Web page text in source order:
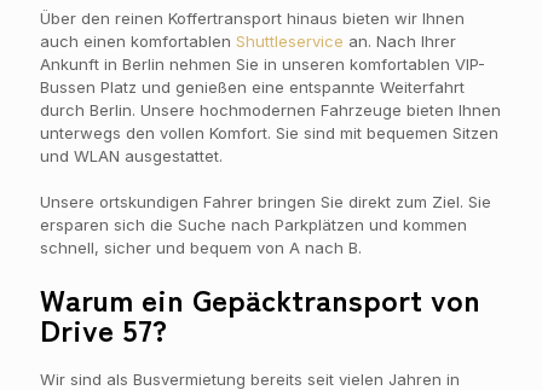
Über den reinen Koffertransport hinaus bieten wir Ihnen
auch einen komfortablen Shuttleservice an. Nach Ihrer
Ankunft in Berlin nehmen Sie in unseren komfortablen VIP-
Bussen Platz und genießen eine entspannte Weiterfahrt
durch Berlin. Unsere hochmodernen Fahrzeuge bieten Ihnen
unterwegs den vollen Komfort. Sie sind mit bequemen Sitzen
und WLAN ausgestattet.
Unsere ortskundigen Fahrer bringen Sie direkt zum Ziel. Sie
ersparen sich die Suche nach Parkplätzen und kommen
schnell, sicher und bequem von A nach B.
Warum ein Gepäcktransport von
Drive 57?
Wir sind als Busvermietung bereits seit vielen Jahren in